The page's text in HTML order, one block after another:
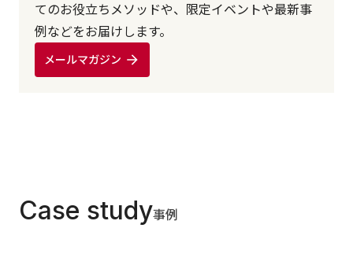
てのお役立ちメソッドや、限定イベントや最新事
例などをお届けします。
メールマガジン
Case study事例